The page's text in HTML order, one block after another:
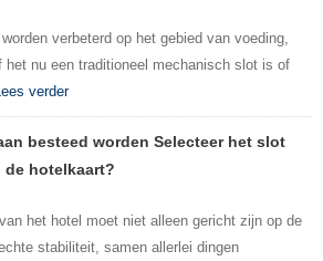
verbeterd op het gebied van voeding,
nu een traditioneel mechanisch slot is of
verder
besteed worden Selecteer het slot
de hotelkaart?
het hotel moet niet alleen gericht zijn op de
stabiliteit, samen allerlei dingen